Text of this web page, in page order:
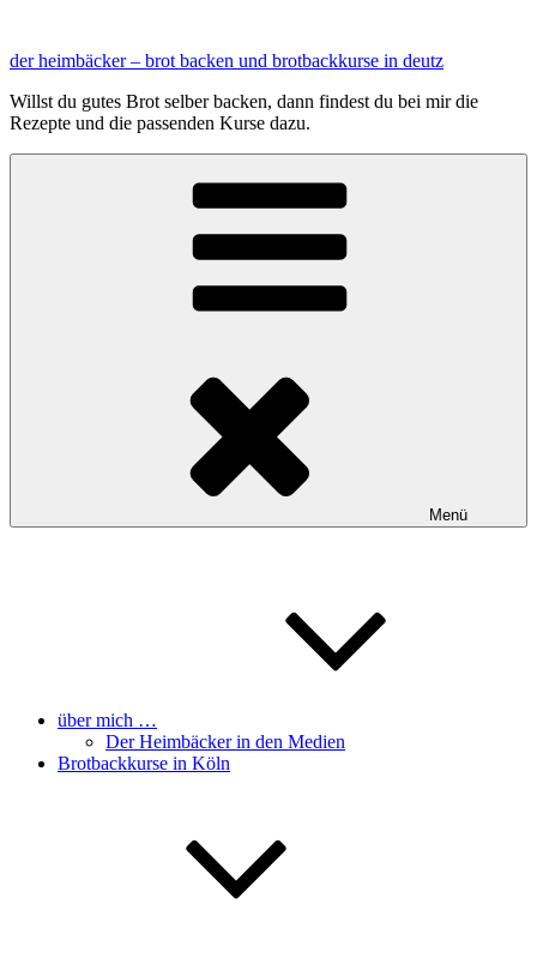
springen
der heimbäcker – brot backen und brotbackkurse in deutz
Willst du gutes Brot selber backen, dann findest du bei mir die
Rezepte und die passenden Kurse dazu.
Menü
über mich …
Der Heimbäcker in den Medien
Brotbackkurse in Köln